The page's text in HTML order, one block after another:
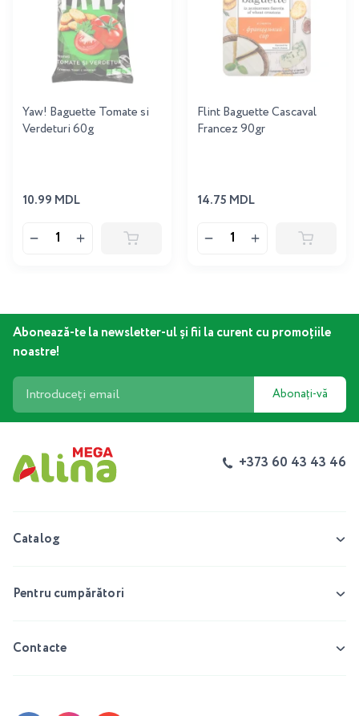
Yaw! Baguette Tomate si
Verdeturi 60g
10.99 MDL
Flint Baguette Cascaval
Francez 90gr
14.75 MDL
Abonează-te la newsletter-ul și fii la curent cu promoțiile
noastre!
Abonați-vă
+373 60 43 43 46
Catalog
Pentru cumpărători
Contacte